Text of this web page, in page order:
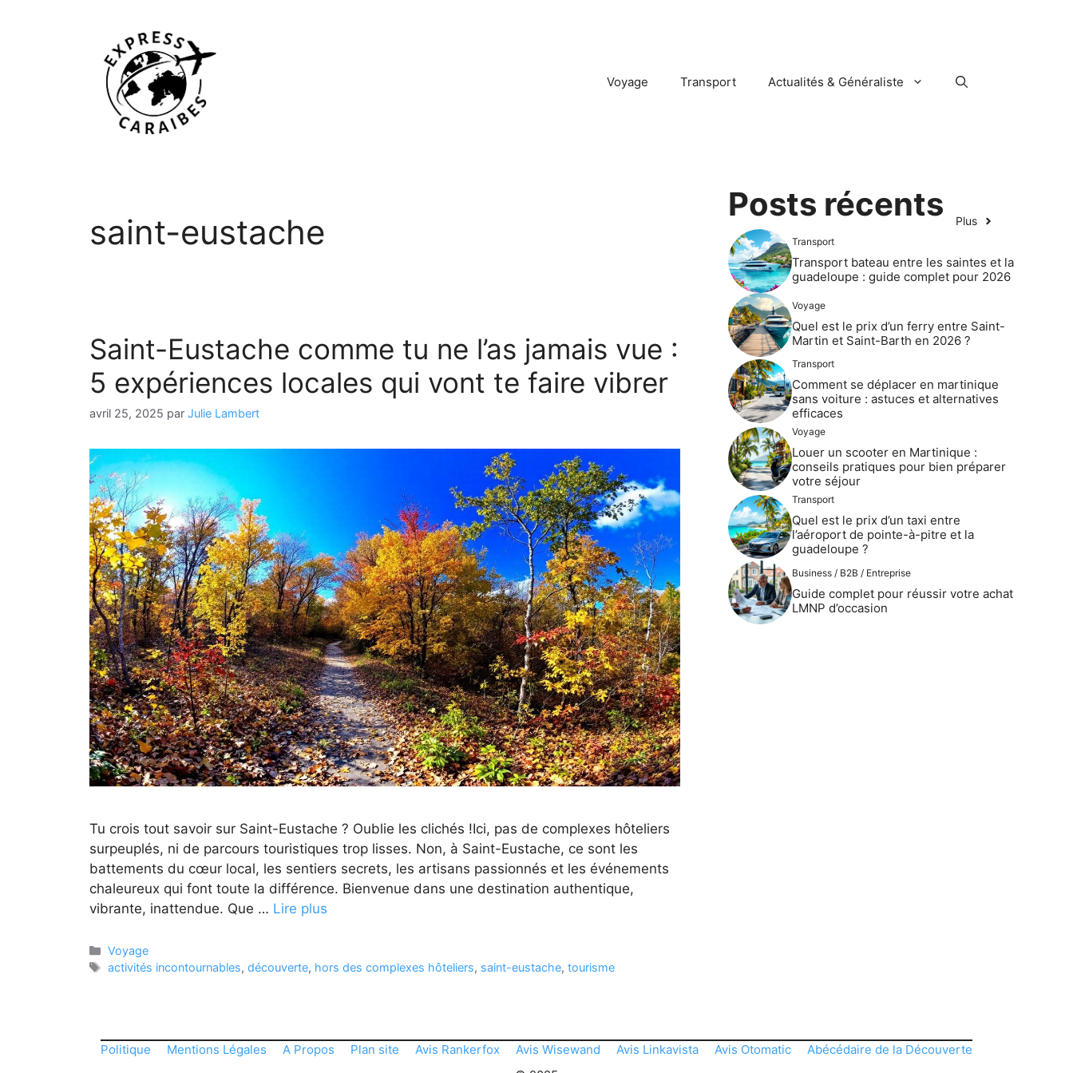
Voyage Transport Actualités & Généraliste
saint-eustache
Saint-Eustache comme tu ne l’as jamais vue :
5 expériences locales qui vont te faire vibrer
avril 25, 2025 par Julie Lambert
Tu crois tout savoir sur Saint-Eustache ? Oublie les clichés !Ici, pas de complexes hôteliers
surpeuplés, ni de parcours touristiques trop lisses. Non, à Saint-Eustache, ce sont les
battements du cœur local, les sentiers secrets, les artisans passionnés et les événements
chaleureux qui font toute la différence. Bienvenue dans une destination authentique,
vibrante, inattendue. Que … Lire plus
Catégories
Voyage
Étiquettes
activités incontournables,découverte, hors des complexes hôteliers, saint-eustache,tourisme
Posts récents Plus
Transport
Transport bateau entre les saintes et la
guadeloupe : guide complet pour 2026
Voyage
Quel est le prix d’un ferry entre Saint-
Martin et Saint-Barth en 2026 ?
Transport
Comment se déplacer en martinique
sans voiture : astuces et alternatives
efficaces
Voyage
Louer un scooter en Martinique :
conseils pratiques pour bien préparer
votre séjour
Transport
Quel est le prix d’un taxi entre
l’aéroport de pointe-à-pitre et la
guadeloupe ?
Business / B2B / Entreprise
Guide complet pour réussir votre achat
LMNP d’occasion
Politique Mentions Légales A Propos Plan site Avis Rankerfox Avis Wisewand Avis Linkavista Avis Otomatic
Abécédaire de la Découverte